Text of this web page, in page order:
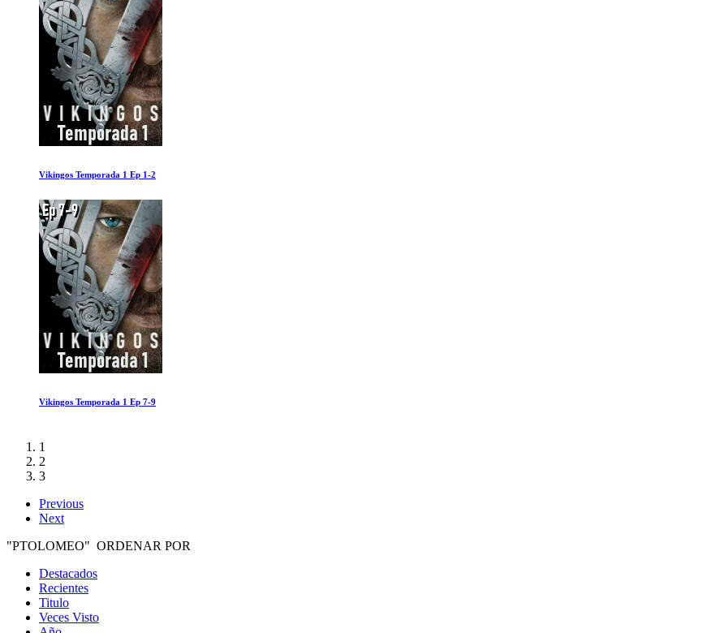
Una Ficcion Necesaria
Mauricio: la carcel de los castigos con mala reputacion
1
2
3
Previous
Next
"PTOLOMEO" ORDENAR POR
Destacados
Recientes
Titulo
Veces Visto